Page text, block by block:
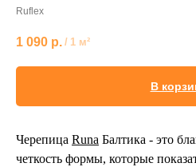
Ruflex
1 090 р. / 1 м²
В
Черепица Runa Балтика - это
четкость формы, которые